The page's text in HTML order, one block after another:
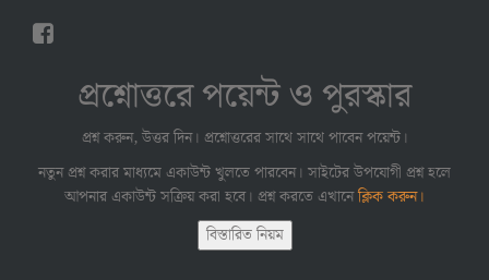
প্রশ্নোত্তরে পয়েন্ট ও পুরস্কার
প্রশ্ন করুন, উত্তর দিন। প্রশ্নোত্তরের সাথে সাথে পাবেন পয়েন্ট।
নতুন প্রশ্ন করার মাধ্যমে একাউন্ট খুলতে পারবেন। সাইটের উপযোগী প্রশ্ন হলে
আপনার একাউন্ট সক্রিয় করা হবে। প্রশ্ন করতে এখানেক্লিক করুন।
বিস্তারিত নিয়ম